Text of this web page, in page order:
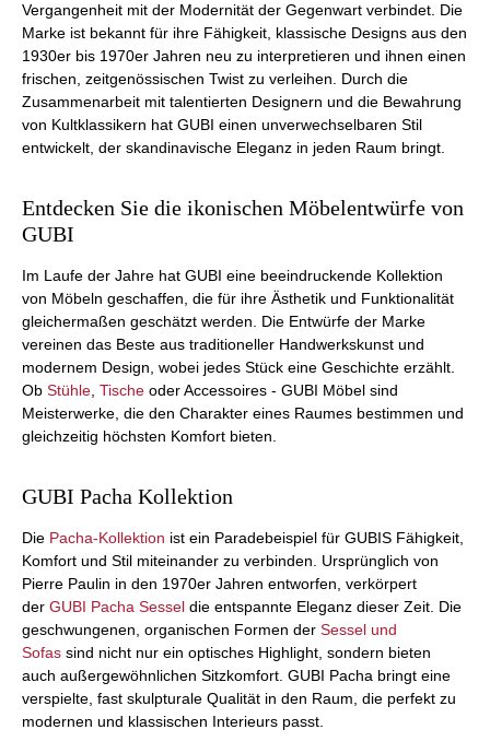
Vergangenheit mit der Modernität der Gegenwart verbindet. Die
Marke ist bekannt für ihre Fähigkeit, klassische Designs aus den
1930er bis 1970er Jahren neu zu interpretieren und ihnen einen
frischen, zeitgenössischen Twist zu verleihen. Durch die
Zusammenarbeit mit talentierten Designern und die Bewahrung
von Kultklassikern hat GUBI einen unverwechselbaren Stil
entwickelt, der skandinavische Eleganz in jeden Raum bringt.
Entdecken Sie die ikonischen Möbelentwürfe von
GUBI
Im Laufe der Jahre hat GUBI eine beeindruckende Kollektion
von Möbeln geschaffen, die für ihre Ästhetik und Funktionalität
gleichermaßen geschätzt werden. Die Entwürfe der Marke
vereinen das Beste aus traditioneller Handwerkskunst und
modernem Design, wobei jedes Stück eine Geschichte erzählt.
Ob Stühle, Tische oder Accessoires - GUBI Möbel sind
Meisterwerke, die den Charakter eines Raumes bestimmen und
gleichzeitig höchsten Komfort bieten.
GUBI Pacha Kollektion
Die Pacha-Kollektion ist ein Paradebeispiel für GUBIS Fähigkeit,
Komfort und Stil miteinander zu verbinden. Ursprünglich von
Pierre Paulin in den 1970er Jahren entworfen, verkörpert
der GUBI Pacha Sessel die entspannte Eleganz dieser Zeit. Die
geschwungenen, organischen Formen der Sessel und
Sofas sind nicht nur ein optisches Highlight, sondern bieten
auch außergewöhnlichen Sitzkomfort. GUBI Pacha bringt eine
verspielte, fast skulpturale Qualität in den Raum, die perfekt zu
modernen und klassischen Interieurs passt.